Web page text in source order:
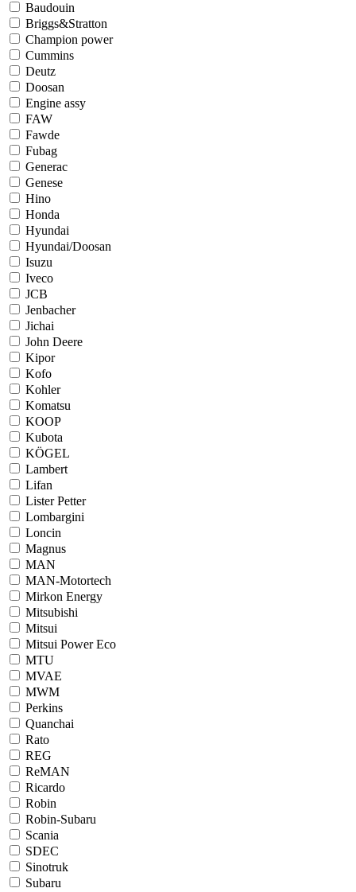
Baudouin
Briggs&Stratton
Champion power
Cummins
Deutz
Doosan
Engine assy
FAW
Fawde
Fubag
Generac
Genese
Hino
Honda
Hyundai
Hyundai/Doosan
Isuzu
Iveco
JCB
Jenbacher
Jichai
John Deere
Kipor
Kofo
Kohler
Komatsu
KOOP
Kubota
KÖGEL
Lambert
Lifan
Lister Petter
Lombargini
Loncin
Magnus
MAN
MAN-Motortech
Mirkon Energy
Mitsubishi
Mitsui
Mitsui Power Eco
MTU
MVAE
MWM
Perkins
Quanchai
Rato
REG
ReMAN
Ricardo
Robin
Robin-Subaru
Scania
SDEC
Sinotruk
Subaru